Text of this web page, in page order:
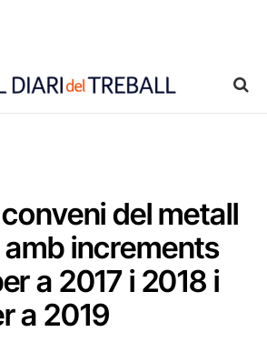
del metall
amb increments
a 2017 i 2018 i
a 2019